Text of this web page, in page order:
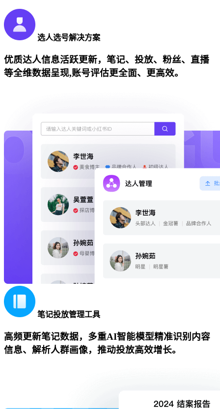
选人选号解决方案
优质达人信息活跃更新，笔记、投放、粉丝、直播
等全维数据呈现,账号评估更全面、更高效。
笔记投放管理工具
高频更新笔记数据，多重AI智能模型精准识别内容
信息、解析人群画像，推动投放高效增长。